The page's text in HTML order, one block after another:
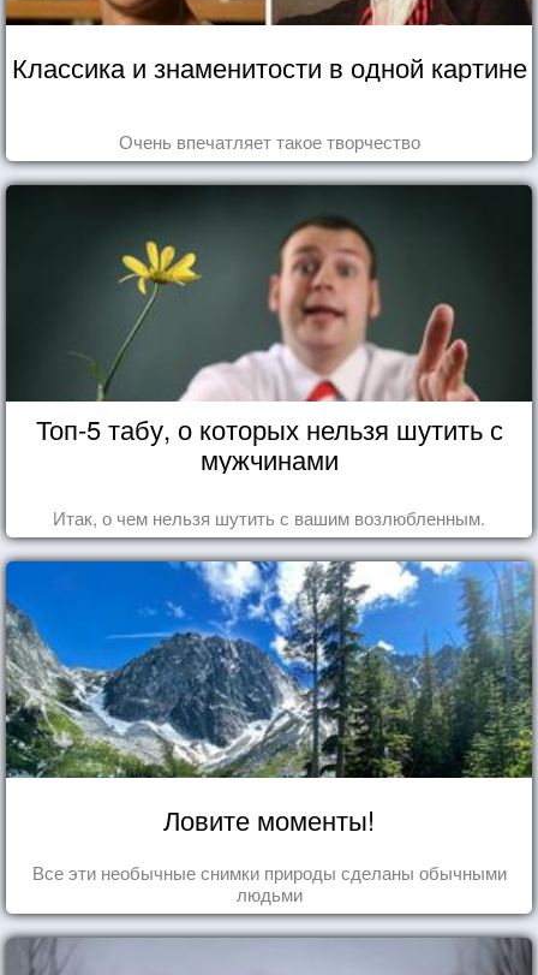
Классика и знаменитости в одной картине
Очень впечатляет такое творчество
Топ-5 табу, о которых нельзя шутить с
мужчинами
Итак, о чем нельзя шутить с вашим возлюбленным.
Ловите моменты!
Все эти необычные снимки природы сделаны обычными
людьми